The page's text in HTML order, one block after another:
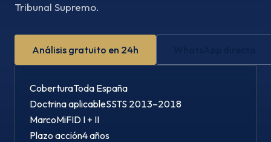
Tribunal Supremo.
Análisis gratuito en 24h
CoberturaToda España
Doctrina aplicableSSTS 2013–2018
MarcoMiFID I + II
Plazo acción4 años